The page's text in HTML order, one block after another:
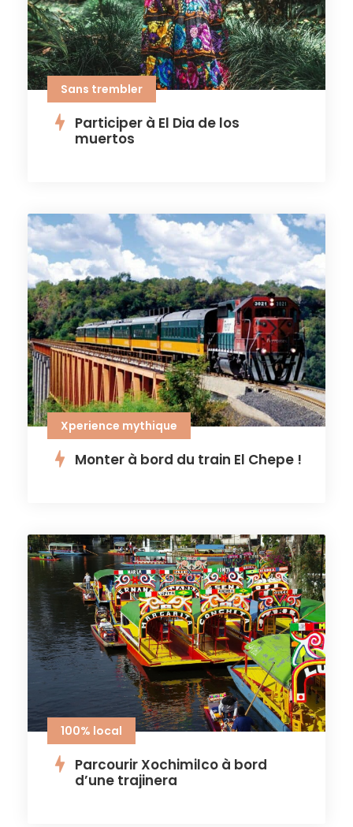
Sans trembler
Participer à El Dia de los
muertos
Xperience mythique
Monter à bord du train El Chepe !
100% local
Parcourir Xochimilco à bord
d’une trajinera